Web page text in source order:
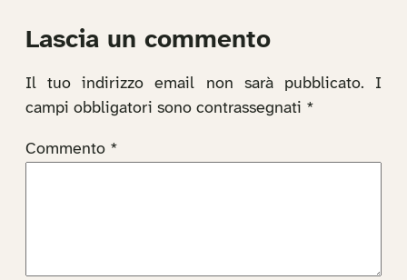
Lascia un commento
Il tuo indirizzo email non sarà pubblicato.
I
campi obbligatori sono contrassegnati *
Commento *